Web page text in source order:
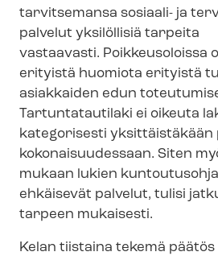
tarvitsemansa sosiaali- ja
palvelut yksilöllisiä tarpeita
vastaavasti. Poikkeusoloissa
erityistä huomiota erityistä
asiakkaiden edun
Tartuntatautilaki ei oikeuta
kategorisesti yksittäistäkään
kokonaisuudessaan. Siten
mukaan lukien
ehkäisevät palvelut, tulisi
tarpeen mukaisesti.
Kelan tiistaina tekemä päätös